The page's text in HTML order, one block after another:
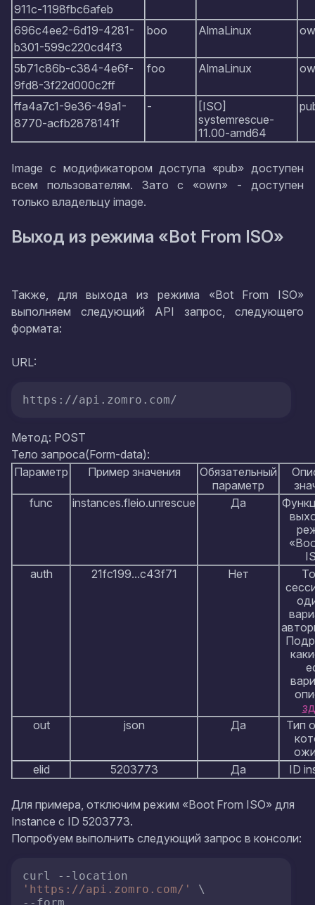
911c-1198fbc6afeb
696c4ee2-6d19-4281-
b301-599c220cd4f3
boo AlmaLinux
5b71c86b-c384-4e6f-
9fd8-3f22d000c2ff
foo AlmaLinux
ffa4a7c1-9e36-49a1-
8770-acfb2878141f
-
[ISO]
systemrescue-
11.00-amd64
Image с модификатором доступа «pub» доступен
всем пользователям. Зато с «own» - доступен
только владельцу image.
Выход из режима «Bot From ISO»
Также, для выхода из режима «Bot From ISO»
выполняем следующий API запрос, следующего
формата:
URL:
https://api.zomro.com/
Метод: POST
Тело запроса(Form-data):
Параметр
Пример значения
Обязательный
параметр
func
instances.fleio.unrescue Да
auth
21fc199...c43f71 Нет
out
json Да
Тип
elid
5203773 Да ID
Для примера, отключим режим «Boot From ISO» для
Instance с ID 5203773.
Попробуем выполнить следующий запрос в консоли:
'https://api.zomro.com/'
\